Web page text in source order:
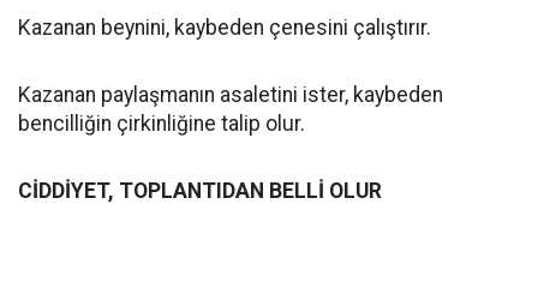
Kazanan beynini, kaybeden çenesini çalıştırır.
Kazanan paylaşmanın asaletini ister, kaybeden
bencilliğin çirkinliğine talip olur.
CİDDİYET, TOPLANTIDAN BELLİ OLUR